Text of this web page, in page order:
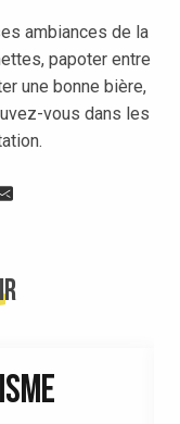
ambiances de la
papoter entre
une bonne bière,
vous dans les